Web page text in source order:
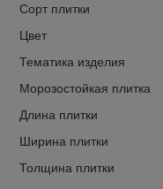
Сорт плитки
Цвет
Тематика изделия
Морозостойкая плитка
Длина плитки
Ширина плитки
Толщина плитки